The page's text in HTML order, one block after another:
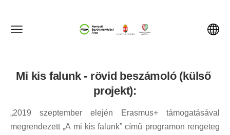
Mi kis falunk - rövid beszámoló (külső
projekt):
„2019 szeptember elején Erasmus+ támogatásával
megrendezett „A mi kis falunk” című programon rengeteg